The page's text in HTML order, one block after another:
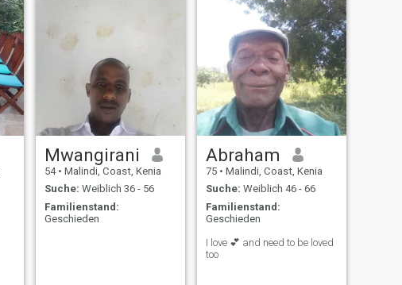
Mwangirani
54 • Malindi, Coast, Kenia
Suche: Weiblich 36 - 56
Familienstand:
Geschieden
Abraham
75 • Malindi, Coast, Kenia
Suche: Weiblich 46 - 66
Familienstand:
Geschieden
I love 💕 and need to be loved
too